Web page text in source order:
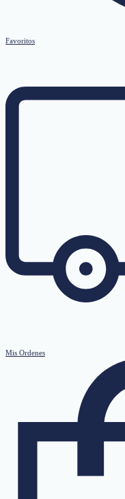
Favoritos
Mis Ordenes